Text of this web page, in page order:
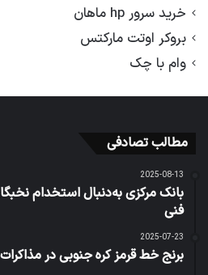
خرید سرور hp ماهان
بروکر اوتت مارکتس
وام با چک
مطالب تصادفی
2025-08-13
بانک مرکزی به‌دنبال استخدام
فنی
2025-07-23
برنج خط قرمز کره جنوبی در